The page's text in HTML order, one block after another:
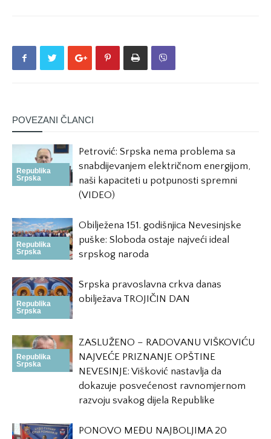
POVEZANI ČLANCI
Republika
Srpska
Petrović: Srpska nema problema sa
snabdijevanjem električnom energijom,
naši kapaciteti u potpunosti spremni
(VIDEO)
Republika
Srpska
Obilježena 151. godišnjica Nevesinjske
puške: Sloboda ostaje najveći ideal
srpskog naroda
Republika
Srpska
Srpska pravoslavna crkva danas
obilježava TROJIČIN DAN
Republika
Srpska
ZASLUŽENO – RADOVANU VIŠKOVIĆU
NAJVEĆE PRIZNANJE OPŠTINE
NEVESINJE: Višković nastavlja da
dokazuje posvećenost ravnomjernom
razvoju svakog dijela Republike
PONOVO MEĐU NAJBOLJIMA 20